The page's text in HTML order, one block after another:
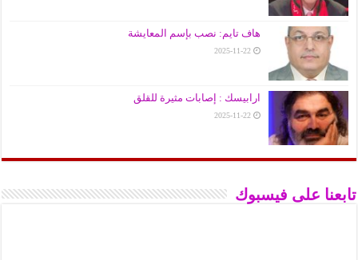
هاف تايم: نصب بإسم المعايشة
2025-11-22
ارابيسك : إصابات مثيرة للقلق
2025-11-22
تابعنا على فيسبوك